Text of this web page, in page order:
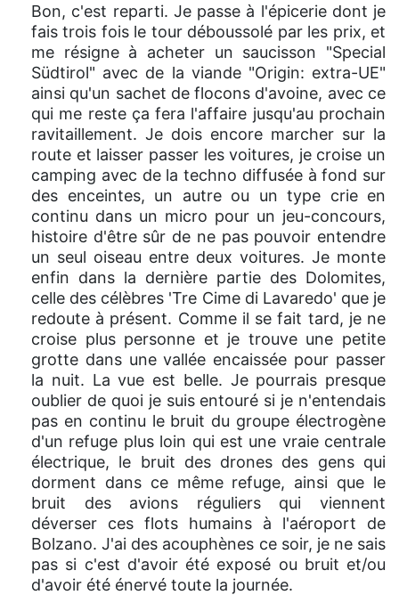
Bon, c'est reparti. Je passe à l'épicerie dont je
fais trois fois le tour déboussolé par les prix, et
me résigne à acheter un saucisson "Special
Südtirol" avec de la viande "Origin: extra-UE"
ainsi qu'un sachet de flocons d'avoine, avec ce
qui me reste ça fera l'affaire jusqu'au prochain
ravitaillement. Je dois encore marcher sur la
route et laisser passer les voitures, je croise un
camping avec de la techno diffusée à fond sur
des enceintes, un autre ou un type crie en
continu dans un micro pour un jeu-concours,
histoire d'être sûr de ne pas pouvoir entendre
un seul oiseau entre deux voitures. Je monte
enfin dans la dernière partie des Dolomites,
celle des célèbres 'Tre Cime di Lavaredo' que je
redoute à présent. Comme il se fait tard, je ne
croise plus personne et je trouve une petite
grotte dans une vallée encaissée pour passer
la nuit. La vue est belle. Je pourrais presque
oublier de quoi je suis entouré si je n'entendais
pas en continu le bruit du groupe électrogène
d'un refuge plus loin qui est une vraie centrale
électrique, le bruit des drones des gens qui
dorment dans ce même refuge, ainsi que le
bruit des avions réguliers qui viennent
déverser ces flots humains à l'aéroport de
Bolzano. J'ai des acouphènes ce soir, je ne sais
pas si c'est d'avoir été exposé ou bruit et/ou
d'avoir été énervé toute la journée.